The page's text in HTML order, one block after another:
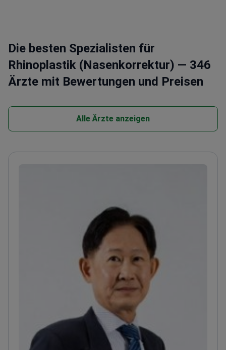
Die besten Spezialisten für
Rhinoplastik (Nasenkorrektur) — 346
Ärzte mit Bewertungen und Preisen
Alle Ärzte anzeigen